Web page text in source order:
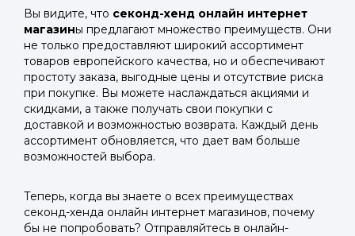
Вы видите, что секонд-хенд онлайн интернет
магазины предлагают множество преимуществ. Они
не только предоставляют широкий ассортимент
товаров европейского качества, но и обеспечивают
простоту заказа, выгодные цены и отсутствие риска
при покупке. Вы можете наслаждаться акциями и
скидками, а также получать свои покупки с
доставкой и возможностью возврата. Каждый день
ассортимент обновляется, что дает вам больше
возможностей выбора.
Теперь, когда вы знаете о всех преимуществах
секонд-хенда онлайн интернет магазинов, почему
бы не попробовать? Отправляйтесь в онлайн-